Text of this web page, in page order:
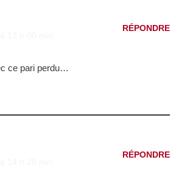
RÉPONDRE
ce pari perdu…
RÉPONDRE